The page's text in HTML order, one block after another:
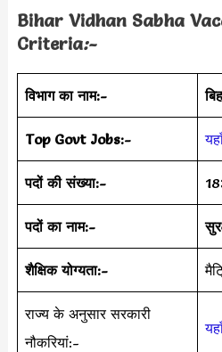
Bihar Vidhan Sabha
Criteria:-
विभाग का नाम:-
Top Govt Jobs:-
पदों की संख्या:-
पदों का नाम:-
शैक्षिक योग्यता:-
राज्य के अनुसार सरकारी
नौकरियां:-